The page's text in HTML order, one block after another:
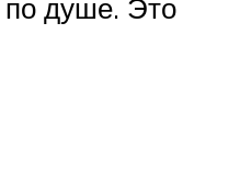
по душе. Это